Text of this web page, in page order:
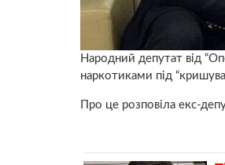
Народний депутат від
наркотиками під
Про це розповіла екс-